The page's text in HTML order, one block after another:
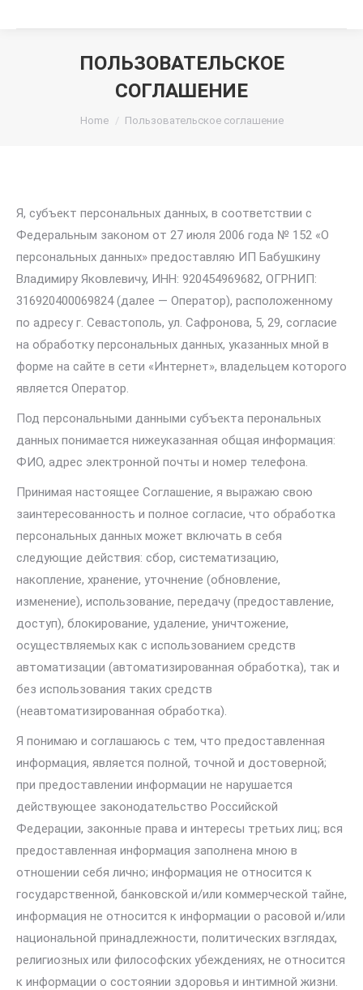
ПОЛЬЗОВАТЕЛЬСКОЕ
СОГЛАШЕНИЕ
You are here:
Home Пользовательское соглашение
Я, субъект персональных данных, в соответствии с
Федеральным законом от 27 июля 2006 года № 152 «О
персональных данных» предоставляю ИП Бабушкину
Владимиру Яковлевичу, ИНН: 920454969682, ОГРНИП:
316920400069824 (далее — Оператор), расположенному
по адресу г. Севастополь, ул. Сафронова, 5, 29, согласие
на обработку персональных данных, указанных мной в
форме на сайте в сети «Интернет», владельцем которого
является Оператор.
Под персональными данными субъекта перональных
данных понимается нижеуказанная общая информация:
ФИО, адрес электронной почты и номер телефона.
Принимая настоящее Соглашение, я выражаю свою
заинтересованность и полное согласие, что обработка
персональных данных может включать в себя
следующие действия: сбор, систематизацию,
накопление, хранение, уточнение (обновление,
изменение), использование, передачу (предоставление,
доступ), блокирование, удаление, уничтожение,
осуществляемых как с использованием средств
автоматизации (автоматизированная обработка), так и
без использования таких средств
(неавтоматизированная обработка).
Я понимаю и соглашаюсь с тем, что предоставленная
информация, является полной, точной и достоверной;
при предоставлении информации не нарушается
действующее законодательство Российской
Федерации, законные права и интересы третьих лиц; вся
предоставленная информация заполнена мною в
отношении себя лично; информация не относится к
государственной, банковской и/или коммерческой тайне,
информация не относится к информации о расовой и/или
национальной принадлежности, политических взглядах,
религиозных или философских убеждениях, не относится
к информации о состоянии здоровья и интимной жизни.